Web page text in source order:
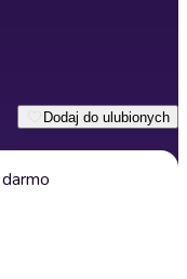
Dodaj do ulubionych